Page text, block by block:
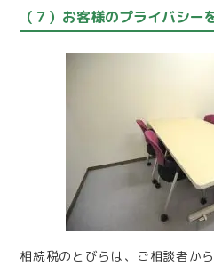
（７）お客様のプライバシー
相続税のとびらは、ご相談者か